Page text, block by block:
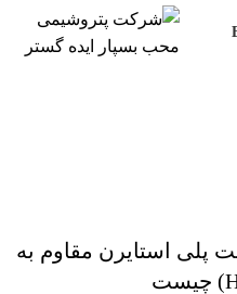
پلی استایرن مقاوم به